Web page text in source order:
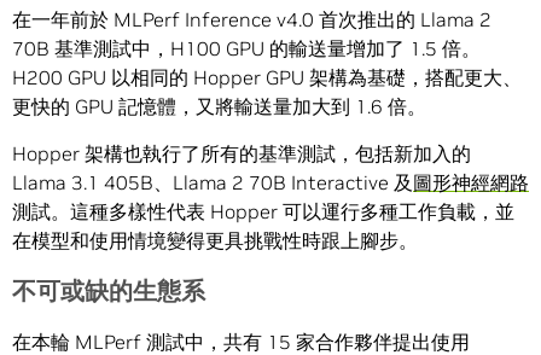
在一年前於 MLPerf Inference v4.0 首次推出的 Llama 2
70B 基準測試中，H100 GPU 的輸送量增加了 1.5 倍。
H200 GPU 以相同的 Hopper GPU 架構為基礎，搭配更大、
更快的 GPU 記憶體，又將輸送量加大到 1.6 倍。
Hopper 架構也執行了所有的基準測試，包括新加入的
Llama 3.1 405B、Llama 2 70B Interactive 及 圖形神經網路
測試。這種多樣性代表 Hopper 可以運行多種工作負載，並
在模型和使用情境變得更具挑戰性時跟上腳步。
不可或缺的生態系
在本輪 MLPerf 測試中，共有 15 家合作夥伴提出使用